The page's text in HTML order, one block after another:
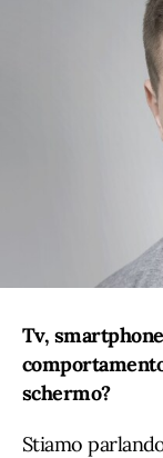
Tv,
schermo?
Stiamo